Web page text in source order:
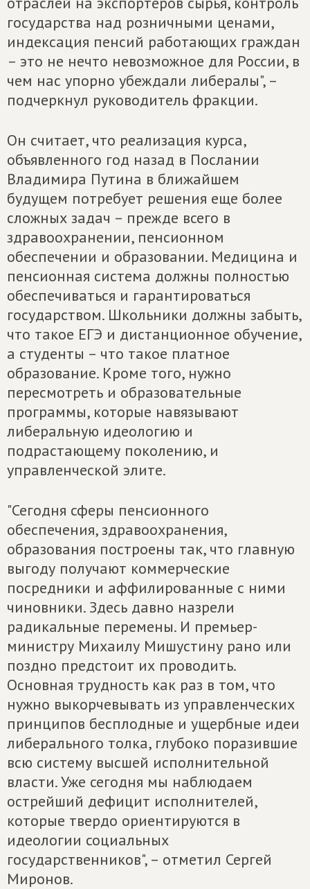
государства над розничными ценами,
индексация пенсий работающих граждан
– это не нечто невозможное для России, в
чем нас упорно убеждали либералы", –
подчеркнул руководитель фракции.
Он считает, что реализация курса,
объявленного год назад в Послании
Владимира Путина в ближайшем
будущем потребует решения еще более
сложных задач – прежде всего в
здравоохранении, пенсионном
обеспечении и образовании. Медицина и
пенсионная система должны полностью
обеспечиваться и гарантироваться
государством. Школьники должны забыть,
что такое ЕГЭ и дистанционное обучение,
а студенты – что такое платное
образование. Кроме того, нужно
пересмотреть и образовательные
программы, которые навязывают
либеральную идеологию и
подрастающему поколению, и
управленческой элите.
"Сегодня сферы пенсионного
обеспечения, здравоохранения,
образования построены так, что главную
выгоду получают коммерческие
посредники и аффилированные с ними
чиновники. Здесь давно назрели
радикальные перемены. И премьер-
министру Михаилу Мишустину рано или
поздно предстоит их проводить.
Основная трудность как раз в том, что
нужно выкорчевывать из управленческих
принципов бесплодные и ущербные идеи
либерального толка, глубоко поразившие
всю систему высшей исполнительной
власти. Уже сегодня мы наблюдаем
острейший дефицит исполнителей,
которые твердо ориентируются в
идеологии социальных
государственников", – отметил Сергей
Миронов.